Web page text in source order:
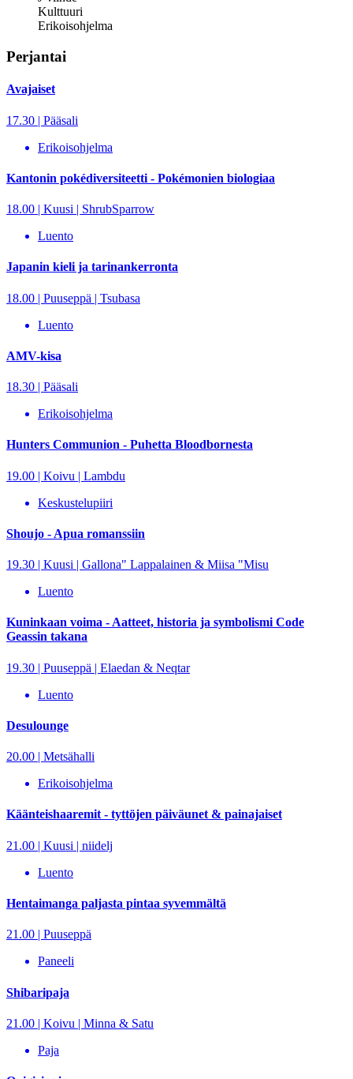
Kulttuuri
Erikoisohjelma
Perjantai
Avajaiset
17.30 | Pääsali
Erikoisohjelma
Kantonin pokédiversiteetti - Pokémonien biologiaa
18.00 | Kuusi | ShrubSparrow
Luento
Japanin kieli ja tarinankerronta
18.00 | Puuseppä | Tsubasa
Luento
AMV-kisa
18.30 | Pääsali
Erikoisohjelma
Hunters Communion - Puhetta Bloodbornesta
19.00 | Koivu | Lambdu
Keskustelupiiri
Shoujo - Apua romanssiin
19.30 | Kuusi | Gallona" Lappalainen & Miisa "Misu
Luento
Kuninkaan voima - Aatteet, historia ja symbolismi Code
Geassin takana
19.30 | Puuseppä | Elaedan & Neqtar
Luento
Desulounge
20.00 | Metsähalli
Erikoisohjelma
Käänteishaaremit - tyttöjen päiväunet & painajaiset
21.00 | Kuusi | niidelj
Luento
Hentaimanga paljasta pintaa syvemmältä
21.00 | Puuseppä
Paneeli
Shibaripaja
21.00 | Koivu | Minna & Satu
Paja